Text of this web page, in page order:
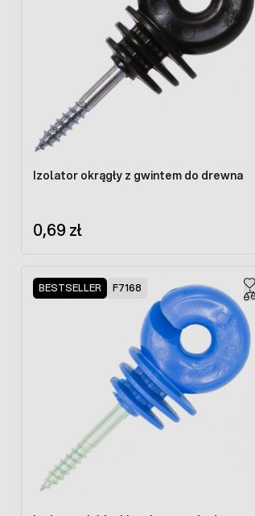
Izolator okrągły z gwintem do drewna
0,69 zł
BESTSELLER F7168